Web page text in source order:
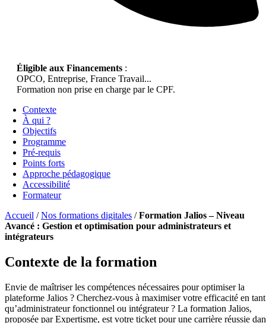
Éligible aux Financements :
OPCO, Entreprise, France Travail...
Formation non prise en charge par le CPF.
Contexte
À qui ?
Objectifs
Programme
Pré-requis
Points forts
Approche pédagogique
Accessibilité
Formateur
Accueil /Nos formations digitales /Formation Jalios – Niveau
Avancé : Gestion et optimisation pour administrateurs et
intégrateurs
Contexte de la formation
Envie de maîtriser les compétences nécessaires pour optimiser la
plateforme Jalios ? Cherchez-vous à maximiser votre efficacité en tant
qu’administrateur fonctionnel ou intégrateur ? La formation Jalios,
proposée par Expertisme, est votre ticket pour une carrière réussie